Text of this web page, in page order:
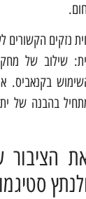
נזקים הקשורים
שילוב של
בקנאביס.
בהבנה של